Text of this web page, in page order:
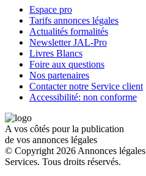
Espace pro
Tarifs annonces légales
Actualités formalités
Newsletter JAL-Pro
Livres Blancs
Foire aux questions
Nos partenaires
Contacter notre Service client
Accessibilité: non conforme
A vos côtés pour la publication
de vos annonces légales
© Copyright 2026 Annonces
Services. Tous droits réservés.